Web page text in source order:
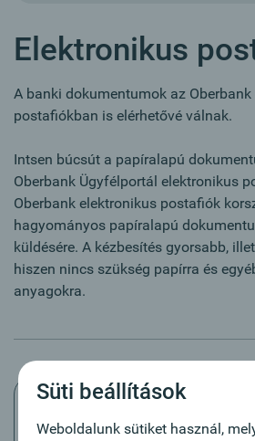
Elektronikus
A banki dokumentumok az
postafiókban is elérhetővé válnak.
Intsen búcsút a papíralapú
Oberbank Ügyfélportál elektronikus
Oberbank elektronikus postafiók
hagyományos papíralapú
küldésére. A kézbesítés gyorsabb,
hiszen nincs szükség papírra és
anyagokra.
Süti beállítások
Weboldalunk sütiket használ,